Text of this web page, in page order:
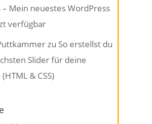
Mein neuestes WordPress
verfügbar
zu So erstellst du
Slider für deine
& CSS)